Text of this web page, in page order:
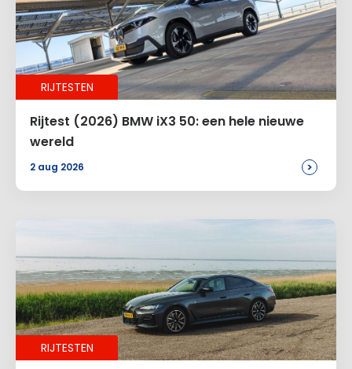
Naam *
E-mail*
Site
Voeg een reactie toe
Alternative:
RIJTESTEN
Rijtest (2026) BMW iX3 50: een hele nieuwe
wereld
2 aug 2026 >
RIJTESTEN